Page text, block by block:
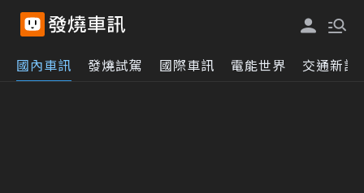
國內車訊 發燒試駕 國際車訊 電能世界 交通新訊